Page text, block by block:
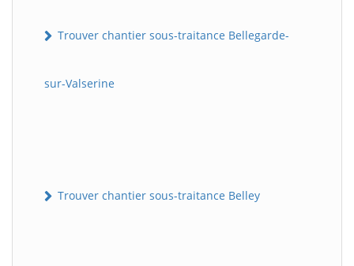
Trouver chantier sous-traitance Bellegarde-
sur-Valserine
Trouver chantier sous-traitance Belley